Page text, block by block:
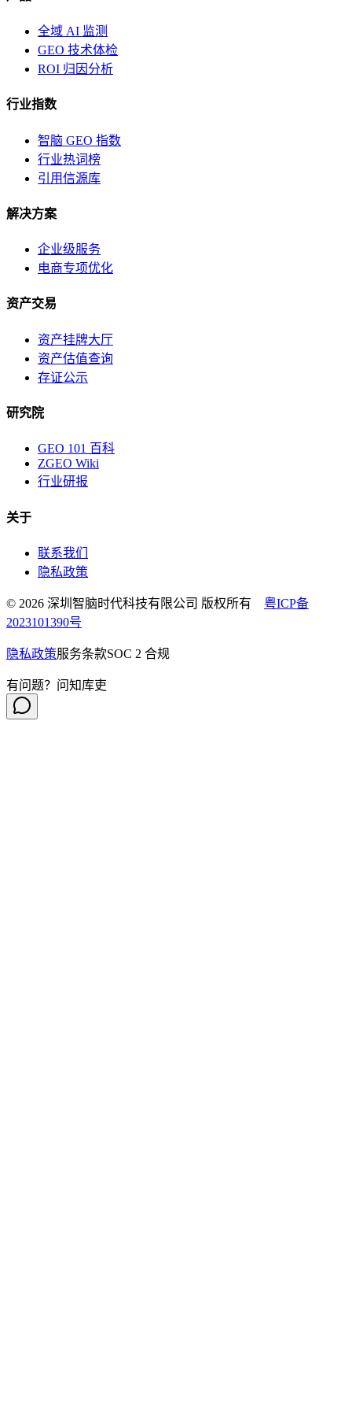
全域 AI 监测
GEO 技术体检
ROI 归因分析
行业指数
智脑 GEO 指数
行业热词榜
引用信源库
解决方案
企业级服务
电商专项优化
资产交易
资产挂牌大厅
资产估值查询
存证公示
研究院
GEO 101 百科
ZGEO Wiki
行业研报
关于
联系我们
隐私政策
© 2026 深圳智脑时代科技有限公司 版权所有 粤ICP备
2023101390号
隐私政策服务条款SOC 2 合规
有问题？问知库吏